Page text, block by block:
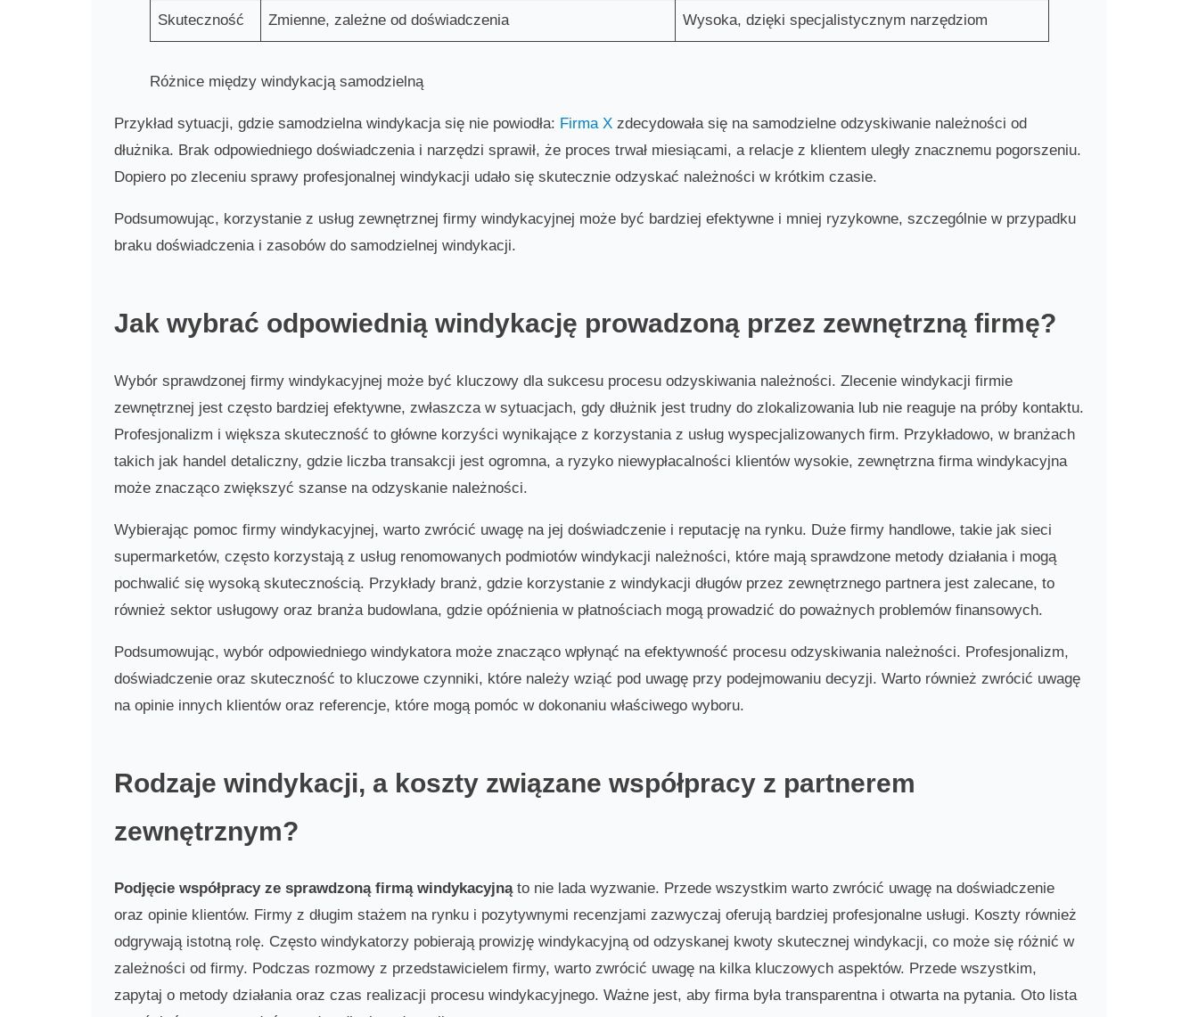
Skuteczność Zmienne, zależne od doświadczenia Wysoka, dzięki specjalistycznym narzędziom
Różnice między windykacją samodzielną
Przykład sytuacji, gdzie samodzielna windykacja się nie powiodła: Firma Xzdecydowała się na samodzielne odzyskiwanie należności od
dłużnika. Brak odpowiedniego doświadczenia i narzędzi sprawił, że proces trwał miesiącami, a relacje z klientem uległy znacznemu pogorszeniu.
Dopiero po zleceniu sprawy profesjonalnej windykacji udało się skutecznie odzyskać należności w krótkim czasie.
Podsumowując, korzystanie z usług zewnętrznej firmy windykacyjnej może być bardziej efektywne i mniej ryzykowne, szczególnie w przypadku
braku doświadczenia i zasobów do samodzielnej windykacji.
Jak wybrać odpowiednią windykację prowadzoną przez zewnętrzną firmę?
Wybór sprawdzonej firmy windykacyjnej może być kluczowy dla sukcesu procesu odzyskiwania należności. Zlecenie windykacji firmie
zewnętrznej jest często bardziej efektywne, zwłaszcza w sytuacjach, gdy dłużnik jest trudny do zlokalizowania lub nie reaguje na próby kontaktu.
Profesjonalizm i większa skuteczność to główne korzyści wynikające z korzystania z usług wyspecjalizowanych firm. Przykładowo, w branżach
takich jak handel detaliczny, gdzie liczba transakcji jest ogromna, a ryzyko niewypłacalności klientów wysokie, zewnętrzna firma windykacyjna
może znacząco zwiększyć szanse na odzyskanie należności.
Wybierając pomoc firmy windykacyjnej, warto zwrócić uwagę na jej doświadczenie i reputację na rynku. Duże firmy handlowe, takie jak sieci
supermarketów, często korzystają z usług renomowanych podmiotów windykacji należności, które mają sprawdzone metody działania i mogą
pochwalić się wysoką skutecznością. Przykłady branż, gdzie korzystanie z windykacji długów przez zewnętrznego partnera jest zalecane, to
również sektor usługowy oraz branża budowlana, gdzie opóźnienia w płatnościach mogą prowadzić do poważnych problemów finansowych.
Podsumowując, wybór odpowiedniego windykatora może znacząco wpłynąć na efektywność procesu odzyskiwania należności. Profesjonalizm,
doświadczenie oraz skuteczność to kluczowe czynniki, które należy wziąć pod uwagę przy podejmowaniu decyzji. Warto również zwrócić uwagę
na opinie innych klientów oraz referencje, które mogą pomóc w dokonaniu właściwego wyboru.
Rodzaje windykacji, a koszty związane współpracy z partnerem
zewnętrznym?
Podjęcie współpracy ze sprawdzoną firmą windykacyjnąto nie lada wyzwanie. Przede wszystkim warto zwrócić uwagę na doświadczenie
oraz opinie klientów. Firmy z długim stażem na rynku i pozytywnymi recenzjami zazwyczaj oferują bardziej profesjonalne usługi. Koszty również
odgrywają istotną rolę. Często windykatorzy pobierają prowizję windykacyjną od odzyskanej kwoty skutecznej windykacji, co może się różnić w
zależności od firmy. Podczas rozmowy z przedstawicielem firmy, warto zwrócić uwagę na kilka kluczowych aspektów. Przede wszystkim,
zapytaj o metody działania oraz czas realizacji procesu windykacyjnego. Ważne jest, aby firma była transparentna i otwarta na pytania. Oto lista